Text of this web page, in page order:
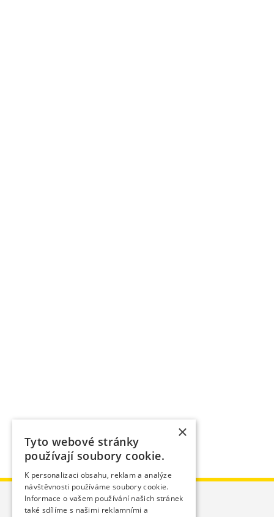
×
Tyto webové stránky
používají soubory cookie.
K personalizaci obsahu, reklam a analýze
návštěvnosti používáme soubory cookie.
Informace o vašem používání našich stránek
také sdílíme s našimi reklamními a